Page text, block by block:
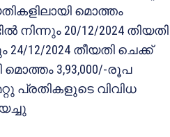
മൊത്തം
20/12/2024 തിയതി
12/2024 തീയതി ചെക്ക്
3,93,000/-രൂപ
പ്രതികളുടെ വിവിധ